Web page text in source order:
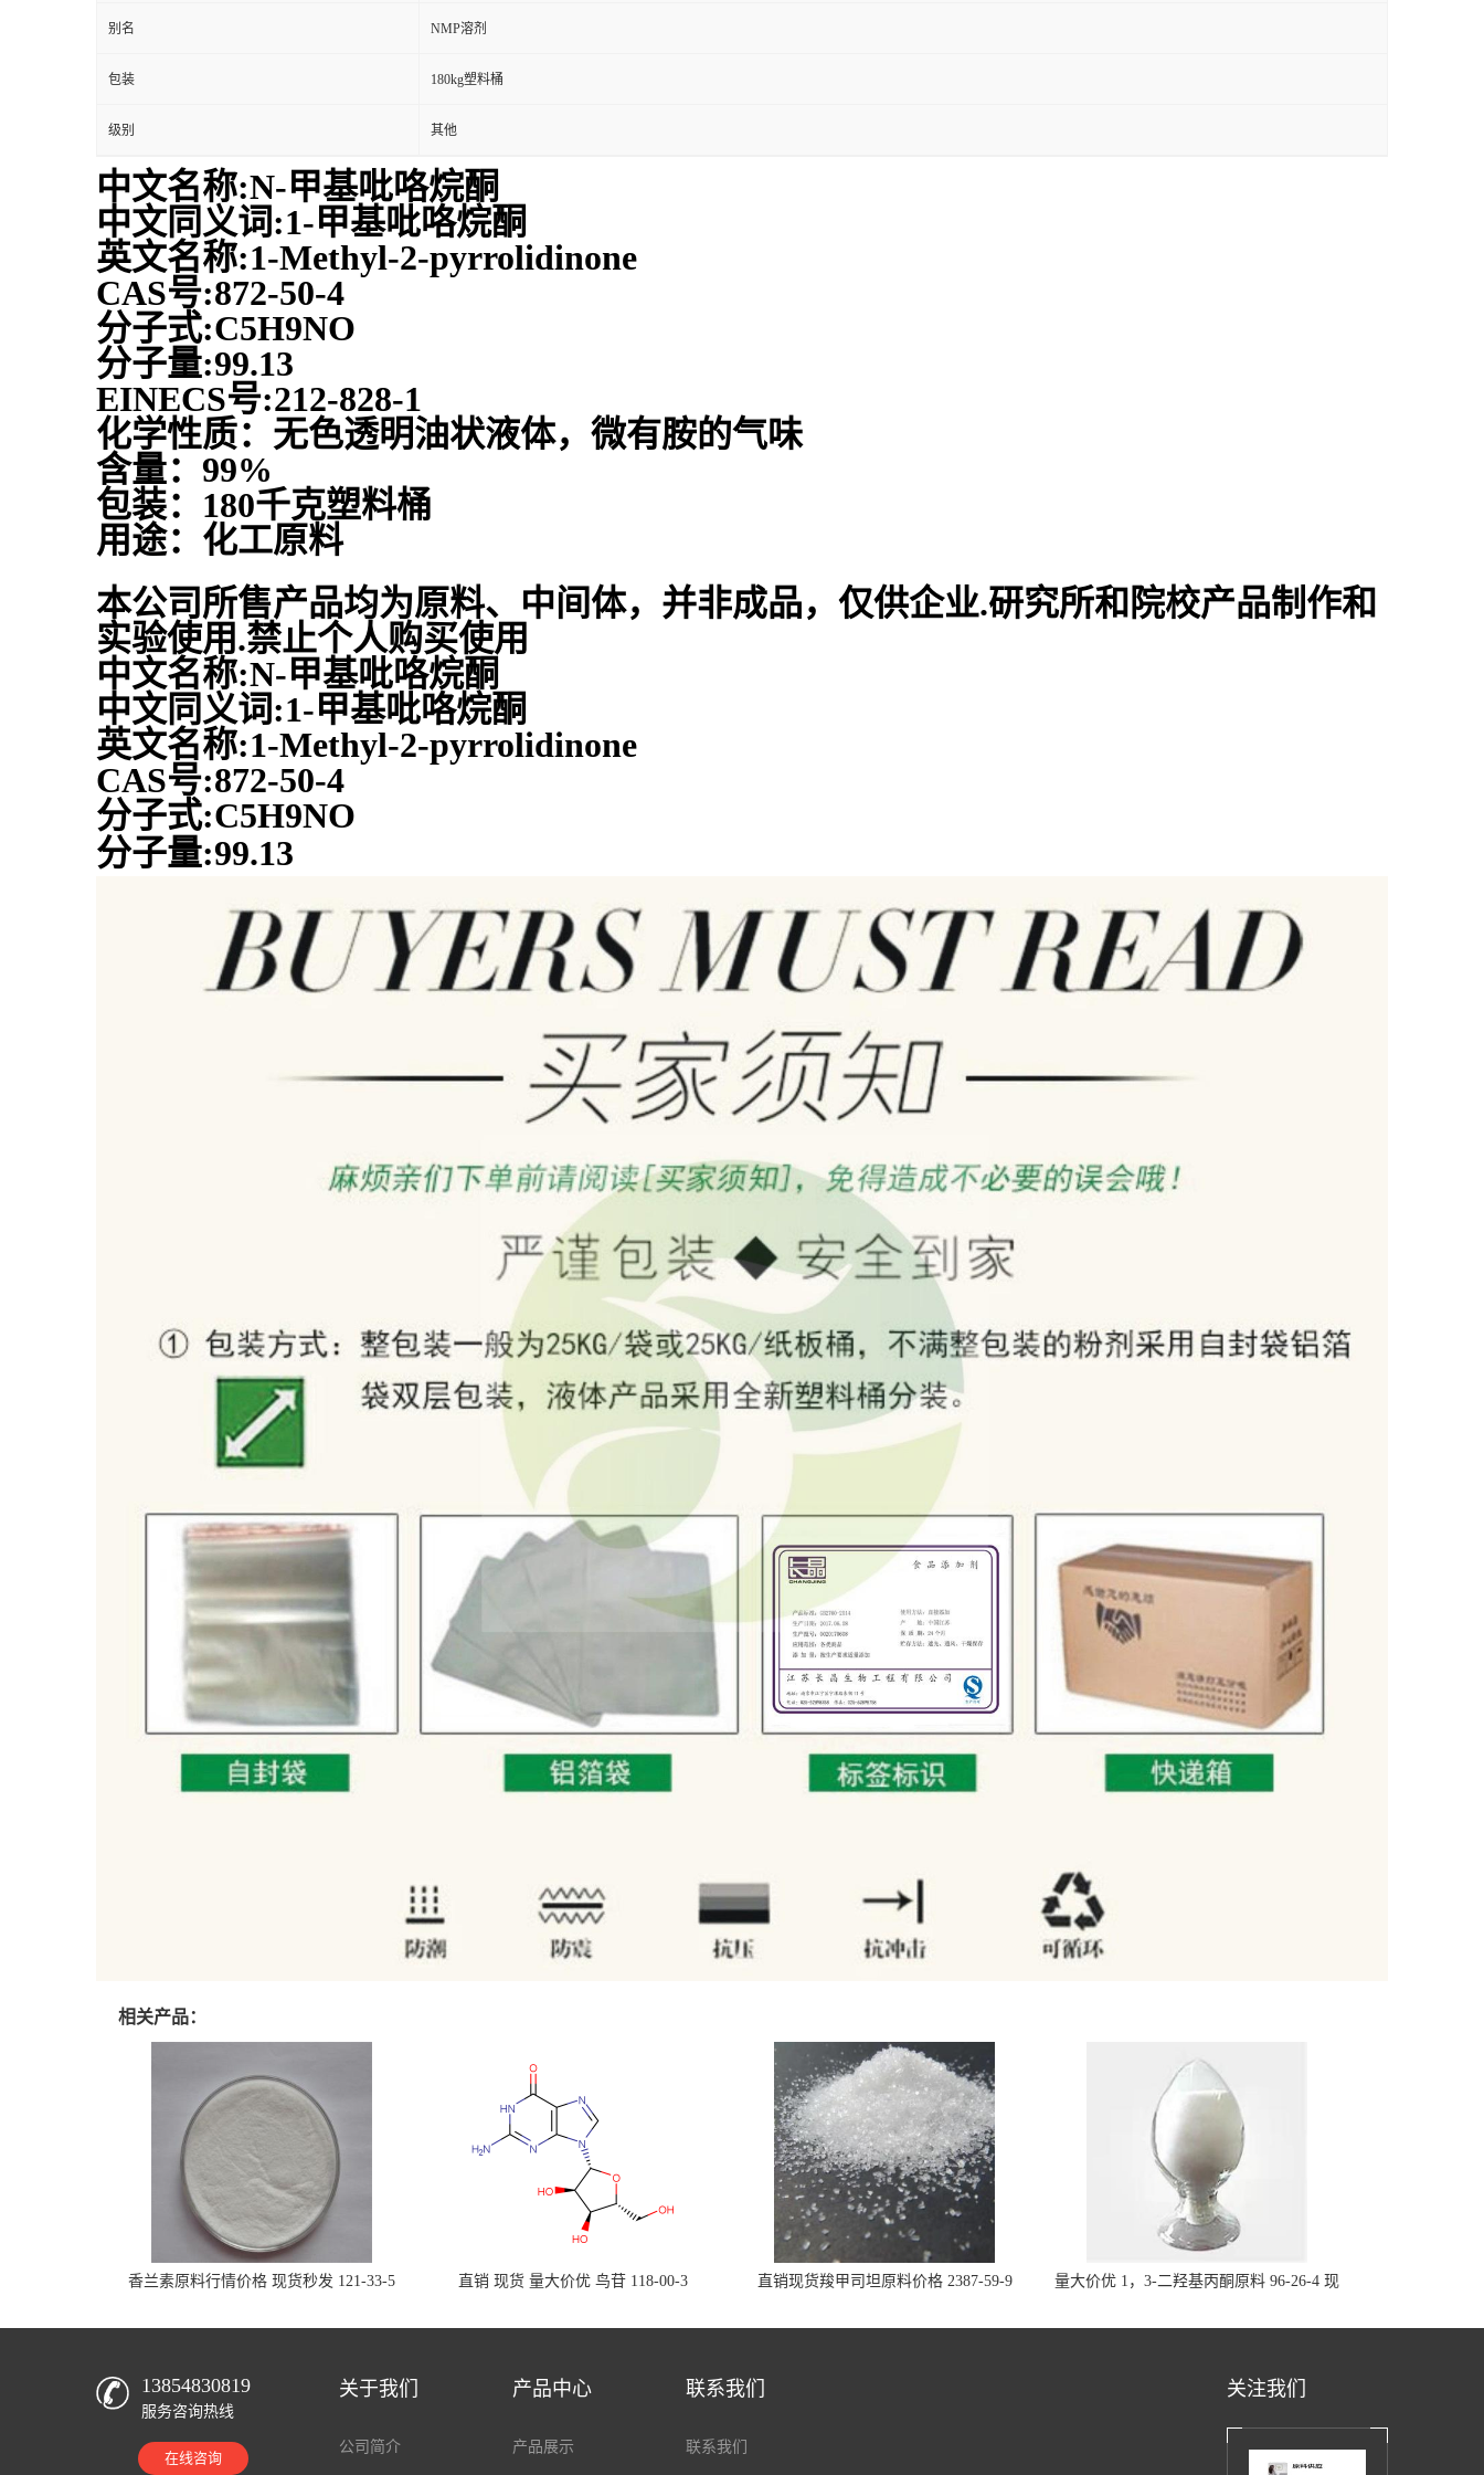
别名 NMP溶剂
包装 180kg塑料桶
级别 其他
中文名称:N-甲基吡咯烷酮
中文同义词:1-甲基吡咯烷酮
英文名称:1-Methyl-2-pyrrolidinone
CAS号:872-50-4
分子式:C5H9NO
分子量:99.13
EINECS号:212-828-1
化学性质：无色透明油状液体，微有胺的气味
含量：99%
包装：180千克塑料桶
用途：化工原料
本公司所售产品均为原料、中间体，并非成品，仅供企业.研究所和院校产品制作和
实验使用.禁止个人购买使用
中文名称:N-甲基吡咯烷酮
中文同义词:1-甲基吡咯烷酮
英文名称:1-Methyl-2-pyrrolidinone
CAS号:872-50-4
分子式:C5H9NO
分子量:99.13
相关产品：
香兰素原料行情价格 现货秒发 121-33-5 直销 现货 量大价优 鸟苷 118-00-3 直销现货羧甲司坦原料价格 2387-59-9
量大价优 1，3-二羟基丙酮原料 96-26-4 现
13854830819
服务咨询热线
在线咨询
关于我们
公司简介
产品中心
产品展示
联系我们
联系我们
关注我们